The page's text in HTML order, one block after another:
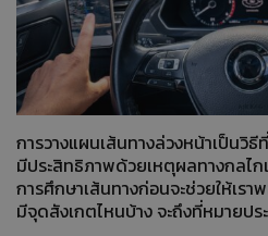
การวางแผนเส้นทางล่วงหน้าเป็นวิ
มีประสิทธิภาพด้วยเหตุผลทางกลไ
การศึกษาเส้นทางก่อนจะช่วยให้เร
มีจุดสังเกตไหนบ้าง จะถึงที่หมายป